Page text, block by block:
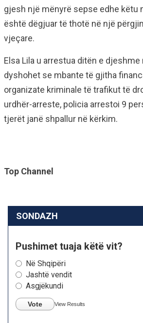
gjesh një mënyrë sepse edhe këtu
është dëgjuar të thotë në një
vjeçare.
Elsa Lila u arrestua ditën e djeshme
dyshohet se mbante të gjitha
organizate kriminale të trafikut të
urdhër-arreste, policia arrestoi 9
tjerët janë shpallur në kërkim.
Top Channel
SONDAZH
Pushimet tuaja këtë vit?
Në Shqipëri
Jashtë vendit
Asgjëkundi
Vote View Results